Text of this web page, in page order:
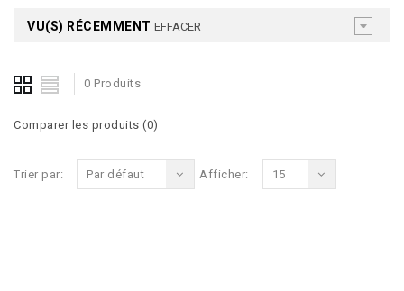
VU(S) RÉCEMMENT EFFACER
0 Produits
Comparer les produits (0)
Trier par: Par défaut Afficher: 15